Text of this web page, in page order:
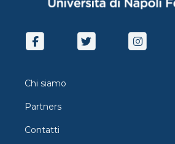
Chi siamo
Partners
Contatti